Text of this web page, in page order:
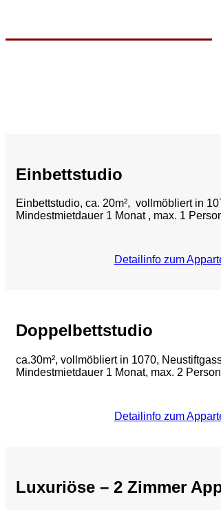
Einbettstudio
Einbettstudio, ca. 20m², vollmöbliert in
Mindestmietdauer 1 Monat , max. 1
Detailinfo zum
Doppelbettstudio
ca.30m², vollmöbliert in 1070,
Mindestmietdauer 1 Monat, max. 2
Detailinfo zum
Luxuriöse – 2 Zimmer